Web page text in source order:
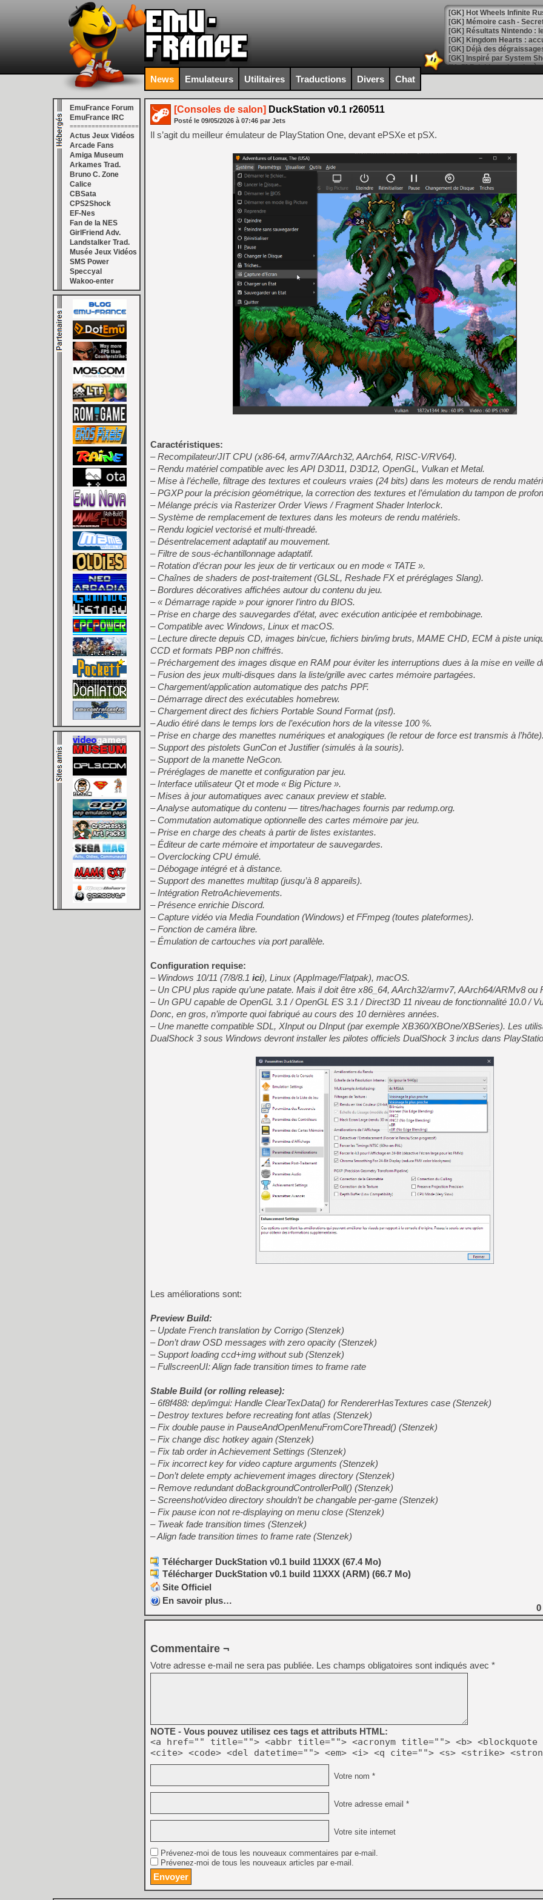
[GK] Hot Wheels Infinite
[GK] Mémoire cash -
[GK] Résultats Nintendo :
[GK] Déjà des
[Mo5] Brickboy cherche à
[GK] Minecraft et ses «
[GK] Beast of
[GK] Ubisoft : fin de partie
[GK] Mémoire cash -
[GK] Dan Houser (GTA)
[GK] Comment EA Sports
[GK] Crimson Moon : un
[GK] Isle of Reveries : le
[GK] Moonlighter 2 : The
[GK] Capcom relance
[Mo5] Deux inédits du
[GK] Le beat'em up The
[GK] Endless Legend 2 :
[LS] [PS5] Le WebKit
[GK] Oubliez Crazy Taxi,
[LS] [Switch] NSZ 5.0.0
[GK] No More Room in
[GK] Un chatbot Atelier
[GK] Mémoire cash -
[GK] Nvidia : le prix des
[GK] Suikoden Star Leap :
[Mo5] La mini borne
[GK] Le studio de FIFA
[GK] La PlayStation 1 en
[GK] GTA 6 : Rockstar
News Emulateurs Utilitaires Traductions Divers Chat
EmuFrance Forum
EmuFrance IRC
===================
Actus Jeux Vidéos
Arcade Fans
Amiga Museum
Arkames Trad.
Bruno C. Zone
Calice
CBSata
CPS2Shock
EF-Nes
Fan de la NES
GirlFriend Adv.
Landstalker Trad.
Musée Jeux Vidéos
SMS Power
Speccyal
Wakoo-enter
[Consoles de salon] DuckStation v0.1 r260511
Posté le 09/05/2026 à 07:46 par Jets
Il s’agit du meilleur émulateur de PlayStation One, devant ePSXe et pSX.
Caractéristiques:
– Recompilateur/JIT CPU (x86-64, armv7/AArch32, AArch64, RISC-V/RV64).
– Rendu matériel compatible avec les API D3D11, D3D12, OpenGL, Vulkan et Metal.
– Mise à l’échelle, filtrage des textures et couleurs vraies (24 bits) dans les moteurs de rendu
– PGXP pour la précision géométrique, la correction des textures et l’émulation du tampon de
– Mélange précis via Rasterizer Order Views / Fragment Shader Interlock.
– Système de remplacement de textures dans les moteurs de rendu matériels.
– Rendu logiciel vectorisé et multi-threadé.
– Désentrelacement adaptatif au mouvement.
– Filtre de sous-échantillonnage adaptatif.
– Rotation d’écran pour les jeux de tir verticaux ou en mode « TATE ».
– Chaînes de shaders de post-traitement (GLSL, Reshade FX et préréglages Slang).
– Bordures décoratives affichées autour du contenu du jeu.
– « Démarrage rapide » pour ignorer l’intro du BIOS.
– Prise en charge des sauvegardes d’état, avec exécution anticipée et rembobinage.
– Compatible avec Windows, Linux et macOS.
– Lecture directe depuis CD, images bin/cue, fichiers bin/img bruts, MAME CHD, ECM à piste
CCD et formats PBP non chiffrés.
– Préchargement des images disque en RAM pour éviter les interruptions dues à la mise en veille
– Fusion des jeux multi-disques dans la liste/grille avec cartes mémoire partagées.
– Chargement/application automatique des patchs PPF.
– Démarrage direct des exécutables homebrew.
– Chargement direct des fichiers Portable Sound Format (psf).
– Audio étiré dans le temps lors de l’exécution hors de la vitesse 100 %.
– Prise en charge des manettes numériques et analogiques (le retour de force est transmis à l’hôte).
– Support des pistolets GunCon et Justifier (simulés à la souris).
– Support de la manette NeGcon.
– Préréglages de manette et configuration par jeu.
– Interface utilisateur Qt et mode « Big Picture ».
– Mises à jour automatiques avec canaux preview et stable.
– Analyse automatique du contenu — titres/hachages fournis par redump.org.
– Commutation automatique optionnelle des cartes mémoire par jeu.
– Prise en charge des cheats à partir de listes existantes.
– Éditeur de carte mémoire et importateur de sauvegardes.
– Overclocking CPU émulé.
– Débogage intégré et à distance.
– Support des manettes multitap (jusqu’à 8 appareils).
– Intégration RetroAchievements.
– Présence enrichie Discord.
– Capture vidéo via Media Foundation (Windows) et FFmpeg (toutes plateformes).
– Fonction de caméra libre.
– Émulation de cartouches via port parallèle.
Configuration requise:
– Windows 10/11 (7/8/8.1 ici), Linux (AppImage/Flatpak), macOS.
– Un CPU plus rapide qu’une patate. Mais il doit être x86_64, AArch32/armv7, AArch64/ARMv8 ou
– Un GPU capable de OpenGL 3.1 / OpenGL ES 3.1 / Direct3D 11 niveau de fonctionnalité 10.0 /
Donc, en gros, n’importe quoi fabriqué au cours des 10 dernières années.
– Une manette compatible SDL, XInput ou DInput (par exemple XB360/XBOne/XBSeries). Les
DualShock 3 sous Windows devront installer les pilotes officiels DualShock 3 inclus dans
Les améliorations sont:
Preview Build:
– Update French translation by Corrigo (Stenzek)
– Don’t draw OSD messages with zero opacity (Stenzek)
– Support loading ccd+img without sub (Stenzek)
– FullscreenUI: Align fade transition times to frame rate
Stable Build (or rolling release):
– 6f8f488: dep/imgui: Handle ClearTexData() for RendererHasTextures case (Stenzek)
– Destroy textures before recreating font atlas (Stenzek)
– Fix double pause in PauseAndOpenMenuFromCoreThread() (Stenzek)
– Fix change disc hotkey again (Stenzek)
– Fix tab order in Achievement Settings (Stenzek)
– Fix incorrect key for video capture arguments (Stenzek)
– Don’t delete empty achievement images directory (Stenzek)
– Remove redundant doBackgroundControllerPoll() (Stenzek)
– Screenshot/video directory shouldn’t be changable per-game (Stenzek)
– Fix pause icon not re-displaying on menu close (Stenzek)
– Tweak fade transition times (Stenzek)
– Align fade transition times to frame rate (Stenzek)
Télécharger DuckStation v0.1 build 11XXX (67.4 Mo)
Télécharger DuckStation v0.1 build 11XXX (ARM) (66.7 Mo)
Site Officiel
En savoir plus…
0
Commentaire ¬
Votre adresse e-mail ne sera pas publiée. Les champs obligatoires sont indiqués avec *
NOTE - Vous pouvez utilisez ces tags et attributs HTML:
<a href="" title=""> <abbr title=""> <acronym title=""> <b> <blockquote
<cite> <code> <del datetime=""> <em> <i> <q cite=""> <s> <strike>
Votre nom *
Votre adresse email *
Votre site internet
Prévenez-moi de tous les nouveaux commentaires par e-mail.
Prévenez-moi de tous les nouveaux articles par e-mail.